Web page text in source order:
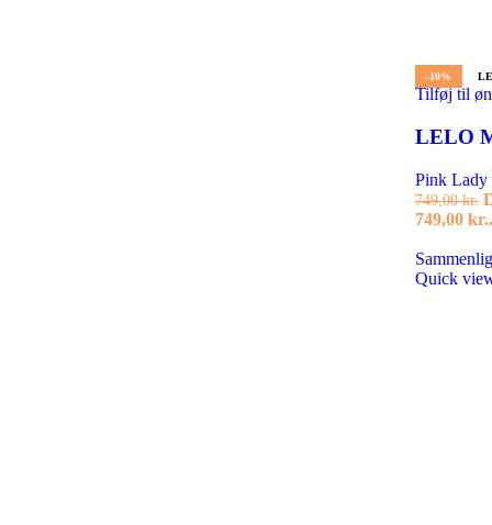
-10%
Tilføj til
LELO
Pink Lady
749,00kr.
749,00 kr..
Quick